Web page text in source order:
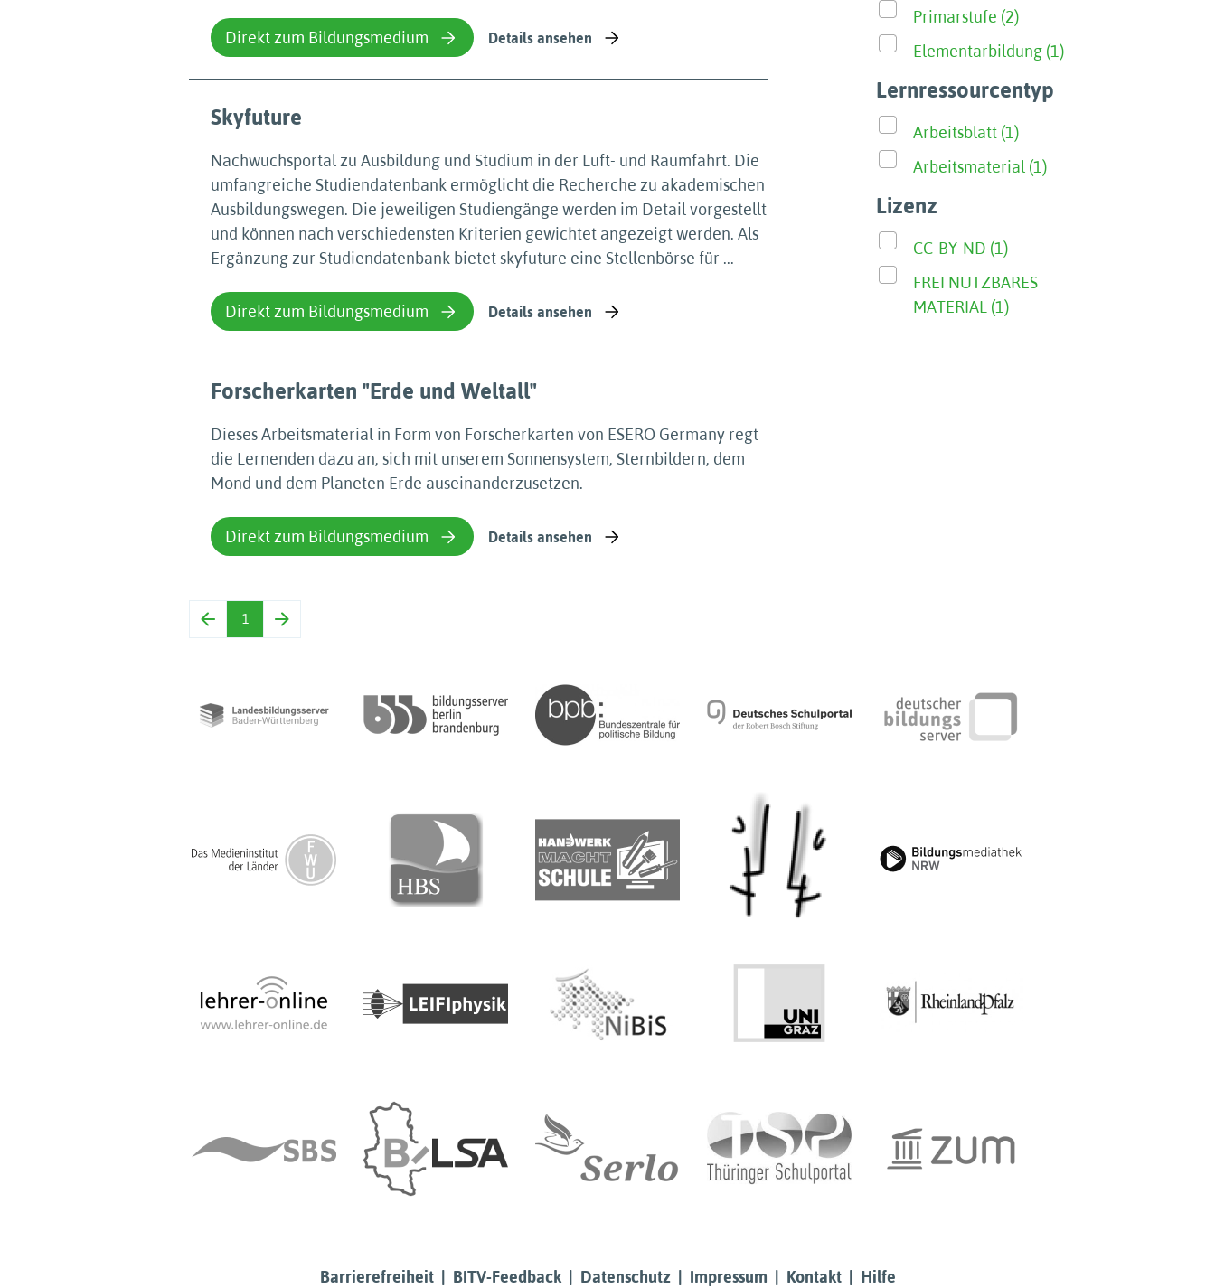
Direkt zum Bildungsmedium Details ansehen
Skyfuture
Nachwuchsportal zu Ausbildung und Studium in der Luft- und Raumfahrt. Die
umfangreiche Studiendatenbank ermöglicht die Recherche zu akademischen
Ausbildungswegen. Die jeweiligen Studiengänge werden im Detail vorgestellt
und können nach verschiedensten Kriterien gewichtet angezeigt werden. Als
Ergänzung zur Studiendatenbank bietet skyfuture eine Stellenbörse für ...
Direkt zum Bildungsmedium Details ansehen
Forscherkarten "Erde und Weltall"
Dieses Arbeitsmaterial in Form von Forscherkarten von ESERO Germany regt
die Lernenden dazu an, sich mit unserem Sonnensystem, Sternbildern, dem
Mond und dem Planeten Erde auseinanderzusetzen.
Direkt zum Bildungsmedium Details ansehen
1
Primarstufe (2)
Elementarbildung (1)
Lernressourcentyp
Arbeitsblatt (1)
Arbeitsmaterial (1)
Lizenz
CC-BY-ND (1)
FREI NUTZBARES
MATERIAL (1)
Barrierefreiheit BITV-Feedback Datenschutz Impressum Kontakt Hilfe